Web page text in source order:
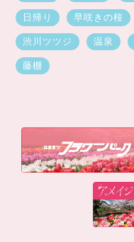
日帰り 早咲きの桜
渋川ツツジ 温泉
藤棚